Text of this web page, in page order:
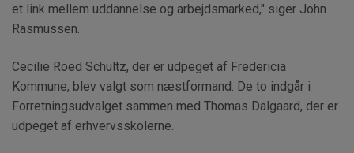
et link mellem uddannelse og arbejdsmarked," siger John
Rasmussen.
Cecilie Roed Schultz, der er udpeget af Fredericia
Kommune, blev valgt som næstformand. De to indgår i
Forretningsudvalget sammen med Thomas Dalgaard, der er
udpeget af erhvervsskolerne.